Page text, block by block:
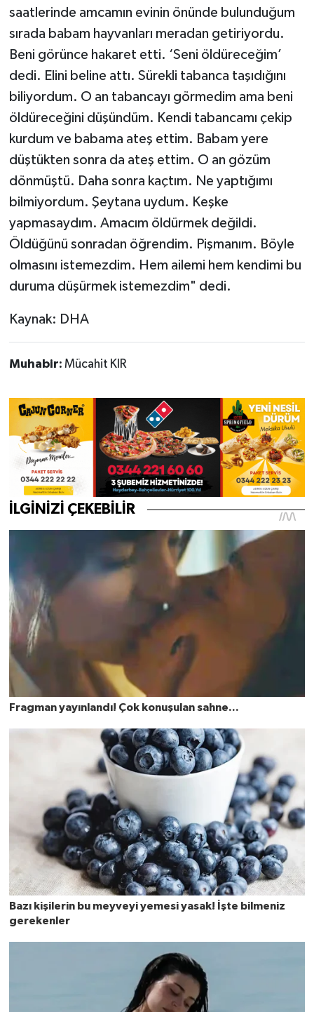
saatlerinde amcamın evinin önünde bulunduğum
sırada babam hayvanları meradan getiriyordu.
Beni görünce hakaret etti. ‘Seni öldüreceğim’
dedi. Elini beline attı. Sürekli tabanca taşıdığını
biliyordum. O an tabancayı görmedim ama beni
öldüreceğini düşündüm. Kendi tabancamı çekip
kurdum ve babama ateş ettim. Babam yere
düştükten sonra da ateş ettim. O an gözüm
dönmüştü. Daha sonra kaçtım. Ne yaptığımı
bilmiyordum. Şeytana uydum. Keşke
yapmasaydım. Amacım öldürmek değildi.
Öldüğünü sonradan öğrendim. Pişmanım. Böyle
olmasını istemezdim. Hem ailemi hem kendimi bu
duruma düşürmek istemezdim" dedi.
Kaynak: DHA
Muhabir: Mücahit KIR